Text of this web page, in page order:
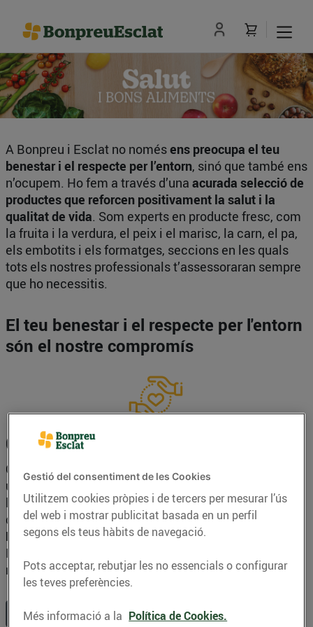
A Bonpreu i Esclat no nomésens preocupa el teu
benestar i el respecte per l’entorn, sinó que també ens
n’ocupem. Ho fem a través d’una acurada selecció de
productes que reforcen positivament la salut i la
qualitat de vida. Som experts en producte fresc, com
la fruita i la verdura, el peix i el marisc, la carn, el pa,
els embotits i els formatges, seccions en les quals
tots els nostres professionals t’assessoraran sempre
que ho necessitis.
El teu benestar i el respecte per l'entorn
són el nostre compromís
Contribuïm a la sostenibilitat
Compromesos amb el compliment de l'Agenda 2030,
un pla d'acció que l'ONU va adoptar el 2015 a favor de
les persones, el planeta i la prosperitat. En el marc
d'aquest pla, es van fixar els 17Objectius de
Desenvolupament Sostenibles (ODS).
Esclat treballem dia a dia per reduïr l'impacte
mediambiental i fomentar l'economia local.
Consulta les accions que duem a terme
Gestió del consentiment de les Cookies
Utilitzem cookies pròpies i de tercers per mesurar l’ús
del web i mostrar publicitat basada en un perfil
segons els teus hàbits de navegació.
Pots acceptar, rebutjar les no essencials o configurar
les teves preferències.
Més informació a la Política de Cookies.